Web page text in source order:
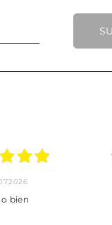
pedido